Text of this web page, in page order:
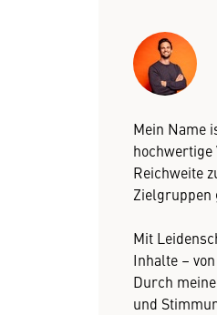
Mein Name
Reichweite
Zielgruppen
Mit
Inhalte –
Durch
und